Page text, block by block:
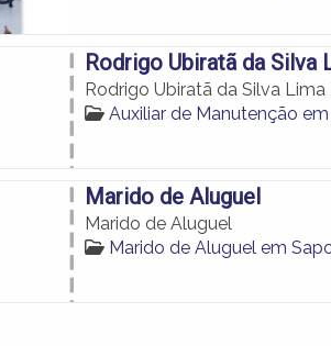
Rodrigo Ubiratã da Silva
Rodrigo Ubiratã da Silva
Auxiliar de Manutenção
Marido de Aluguel
Marido de Aluguel
Marido de Aluguel em